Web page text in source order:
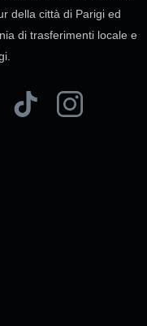
della città di Parigi ed
di trasferimenti locale e